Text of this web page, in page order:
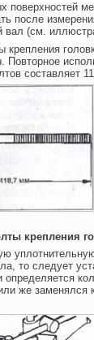
поверхностей
после
вал (см.
крепления
Повторное
составляет
крепления
то следует
же заменялся